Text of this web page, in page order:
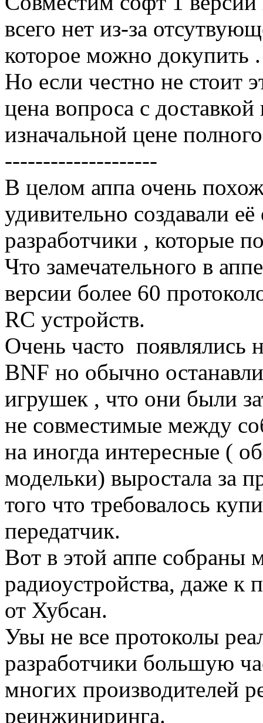
всего нет из-за
которое можно докупить .
Но если честно не стоит
цена вопроса с
изначальной цене
--------------------
В целом аппа очень
удивительно создавали
разработчики , которые
Что замечательного в
версии более 60
RC устройств.
Очень часто появлялись
BNF но обычно
игрушек , что они были
не совместимые между
на иногда интересные (
модельки) выростала за
того что требовалось
передатчик.
Вот в этой аппе собраны
радиоустройства, даже к
от Хубсан.
Увы не все протоколы
разработчики большую
многих производителей
реинжиниринга.